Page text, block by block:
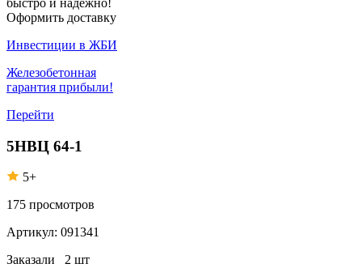
Оформить доставку
Инвестиции в ЖБИ
Железобетонная
гарантия прибыли!
Перейти
5НВЦ 64-1
5+
175 просмотров
Артикул: 091341
Заказали 2 шт